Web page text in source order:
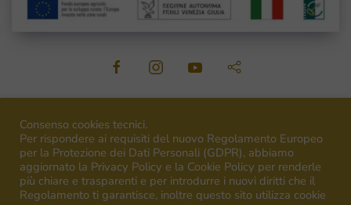
Campagna finanziata ai sensi del regolamento UE n.1308/13
Consenso cookies tecnici.
Per rispondere ai requisiti del nuovo Regolamento Europeo
per la Protezione dei Dati Personali (GDPR), abbiamo
aggiornato la Privacy Policy e la Cookie Policy per renderle
più chiare e trasparenti e per introdurre i nuovi diritti che il
Regolamento ti garantisce, inoltre questo sito utilizza cookie